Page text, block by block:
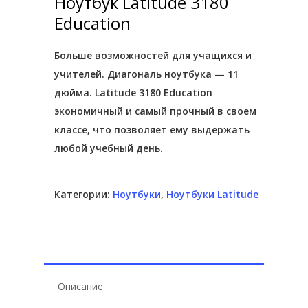
Hit enter to search or ESC to close
Education
Больше возможностей для учащихся и
учителей. Диагональ ноутбука — 11
дюйма. Latitude 3180 Education
экономичный и самый прочный в своем
классе, что позволяет ему выдержать
любой учебный день.
Категории: Ноутбуки, Ноутбуки Latitude
Описание